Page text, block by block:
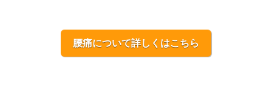
腰痛について詳しくはこちら